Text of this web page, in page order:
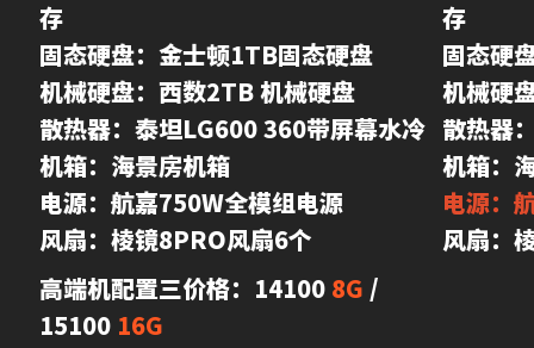
存
固态硬盘：金士顿1TB固态硬盘
机械硬盘：西数2TB 机械硬盘
散热器：泰坦LG600 360带屏幕水冷
机箱：海景房机箱
电源：航嘉750W全模组电源
风扇：棱镜8PRO风扇6个
存
固态硬
机械硬
散热器
电源：
高端机配置三价格：14100 8G /
15100 16G